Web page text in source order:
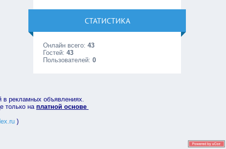
СТАТИСТИКА
Онлайн всего:43
Гостей:43
Пользователей:0
в рекламных объявлениях.
только на платной основе
)